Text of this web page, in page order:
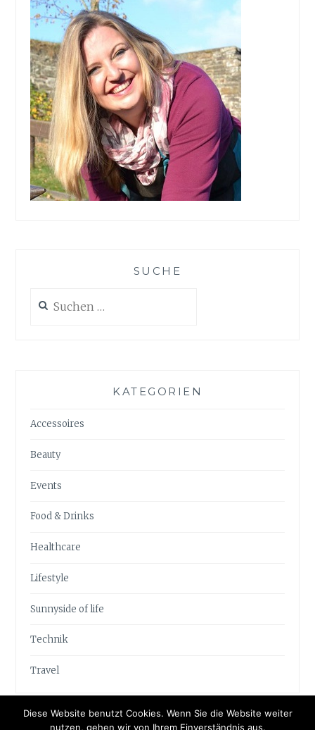
SUCHE
nach:
KATEGORIEN
Accessoires
Beauty
Events
Food & Drinks
Healthcare
Lifestyle
Sunnyside of life
Technik
Travel
Diese Website benutzt Cookies. Wenn Sie die Website weiter
nutzen, gehen wir von Ihrem Einverständnis aus.